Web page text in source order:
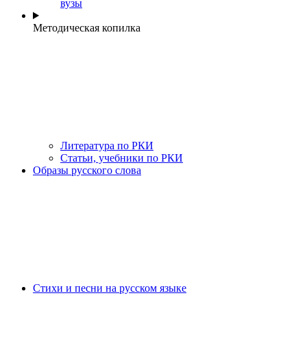
вузы
Методическая копилка
Литература по РКИ
Статьи, учебники по РКИ
Образы русского слова
Стихи и песни на русском языке